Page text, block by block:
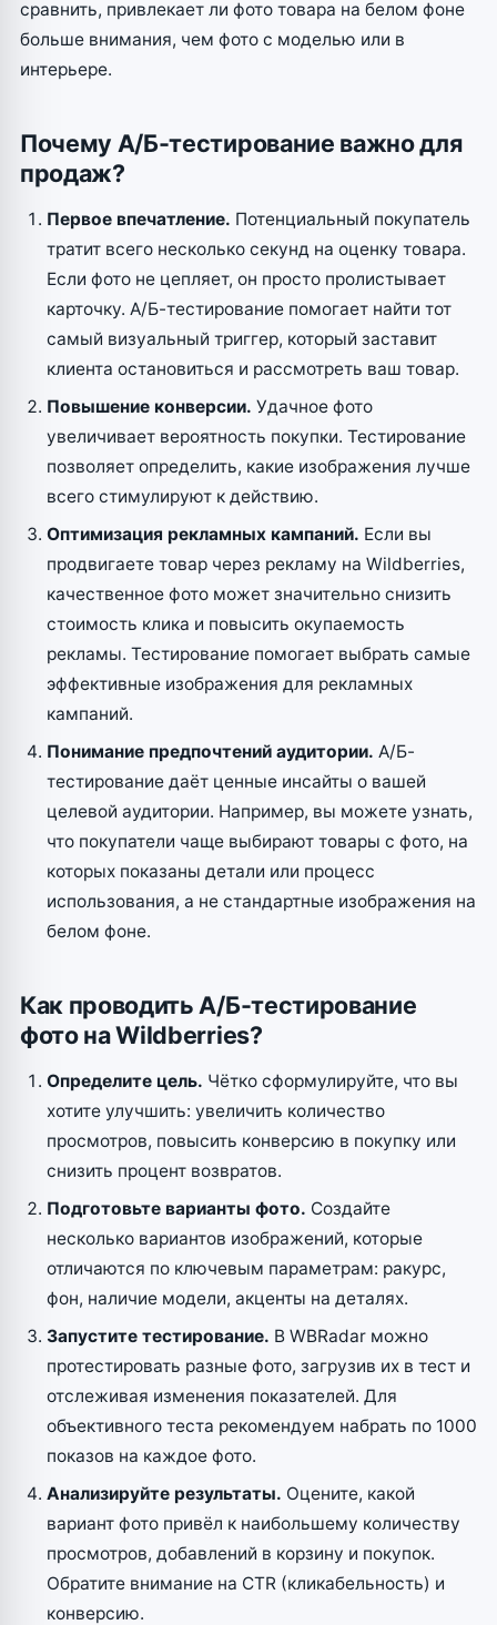
сравнить, привлекает ли фото товара на белом фоне
больше внимания, чем фото с моделью или в
интерьере.
Почему А/Б-тестирование важно для
продаж?
Первое впечатление. Потенциальный покупатель
тратит всего несколько секунд на оценку товара.
Если фото не цепляет, он просто пролистывает
карточку. А/Б-тестирование помогает найти тот
самый визуальный триггер, который заставит
клиента остановиться и рассмотреть ваш товар.
Повышение конверсии. Удачное фото
увеличивает вероятность покупки. Тестирование
позволяет определить, какие изображения лучше
всего стимулируют к действию.
Оптимизация рекламных кампаний. Если вы
продвигаете товар через рекламу на Wildberries,
качественное фото может значительно снизить
стоимость клика и повысить окупаемость
рекламы. Тестирование помогает выбрать самые
эффективные изображения для рекламных
кампаний.
Понимание предпочтений аудитории. А/Б-
тестирование даёт ценные инсайты о вашей
целевой аудитории. Например, вы можете узнать,
что покупатели чаще выбирают товары с фото, на
которых показаны детали или процесс
использования, а не стандартные изображения на
белом фоне.
Как проводить А/Б-тестирование
фото на Wildberries?
Определите цель. Чётко сформулируйте, что вы
хотите улучшить: увеличить количество
просмотров, повысить конверсию в покупку или
снизить процент возвратов.
Подготовьте варианты фото. Создайте
несколько вариантов изображений, которые
отличаются по ключевым параметрам: ракурс,
фон, наличие модели, акценты на деталях.
Запустите тестирование. В WBRadar можно
протестировать разные фото, загрузив их в тест и
отслеживая изменения показателей. Для
объективного теста рекомендуем набрать по 1000
показов на каждое фото.
Анализируйте результаты. Оцените, какой
вариант фото привёл к наибольшему количеству
просмотров, добавлений в корзину и покупок.
Обратите внимание на CTR (кликабельность) и
конверсию.